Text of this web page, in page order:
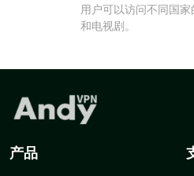
用户可以访问不同国
和电视剧。
产品